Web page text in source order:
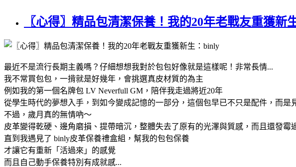
〖心得〗精品包清潔保養！我的20年老戰友重獲
最近不是流行長期主義嗎？仔細想想我對於包包好像就是這樣呢！非常長情...
我不常買包包，一揹就是好幾年，會挑選真皮材質的為主
例如我的第一個名牌包 LV Neverfull GM，陪伴我走過將近20年
從學生時代的夢想入手，到如今變成記憶的一部分，這個包早已不只是配件，而是
不過，歲月真的無情吶～
皮革變得乾硬、邊角磨損、提帶暗沉，整體失去了原有的光澤與質感，而且還發霉
直到我遇見了 binly皮革保養禮盒組，幫我的包包保養
才讓它有重新「活過來」的感覺
而且自己動手保養特別有成就感...